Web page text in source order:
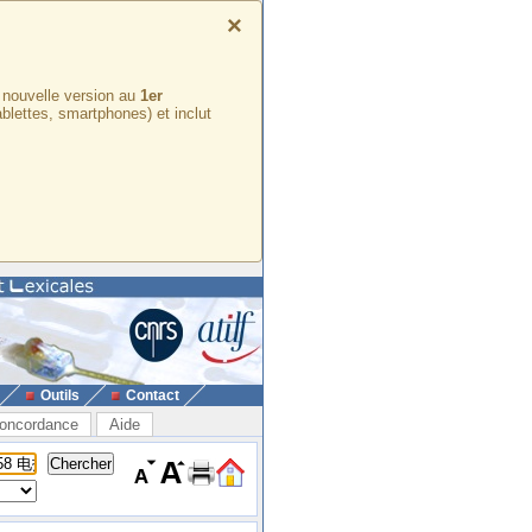
×
version au 1er
smartphones) et inclut
Outils Contact
Aide